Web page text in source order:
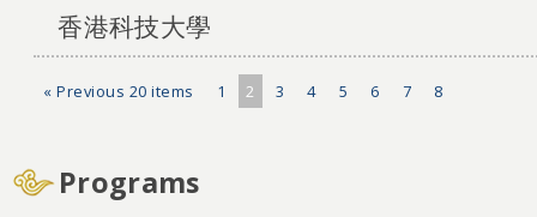
香港科技大學
« Previous 20 items 1 2 3 4 5 6 7 8
Programs